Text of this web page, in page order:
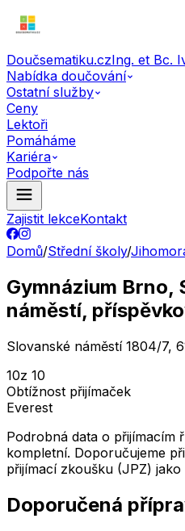
Doučsematiku.czIng. et Bc.
Nabídka doučování
Ostatní služby
Ceny
Lektoři
Pomáháme
Kariéra
Podpořte nás
Zajistit lekceKontakt
Domů/Střední školy/
Gymnázium Brno,
náměstí,
Slovanské náměstí 1804/7,
10z 10
Obtížnost přijímaček
Everest
Podrobná data o přijímacím
kompletní. Doporučujeme
přijímací zkoušku (JPZ)
Doporučená